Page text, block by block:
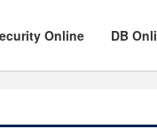
Online DB